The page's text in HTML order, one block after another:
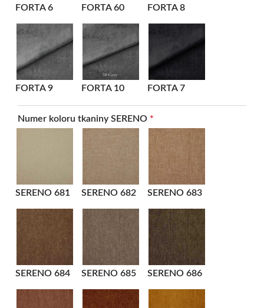
FORTA 6 FORTA 60 FORTA 8
FORTA 9 FORTA 10 FORTA 7
Numer koloru tkaniny SERENO *
SERENO 681 SERENO 682 SERENO 683
SERENO 684 SERENO 685 SERENO 686